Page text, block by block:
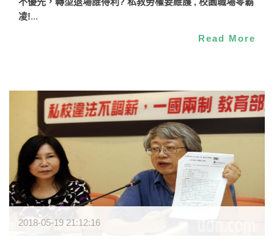
凌!...
Read More
2018-05-19 21:12:16